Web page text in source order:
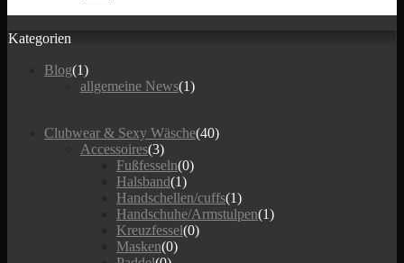
Kategorien
Blog(1)
allgemeine News(1)
Clubwear & Sexy Wäsche(40)
Accessoires(3)
Fußfesseln(0)
Halsband(1)
Handschellen/cuffs(1)
Handschuhe/Armstulpen(1)
Kreuzfessel(0)
Masken(0)